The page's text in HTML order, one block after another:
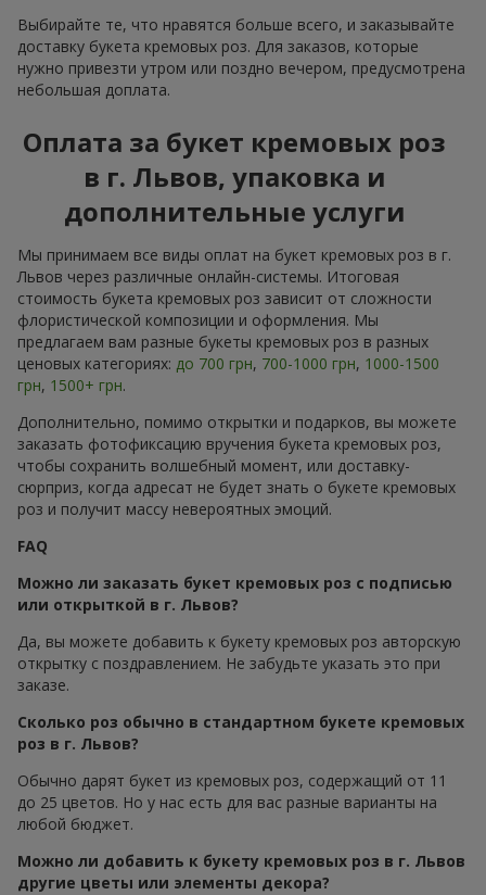
Выбирайте те, что нравятся больше всего, и заказывайте
доставку букета кремовых роз. Для заказов, которые
нужно привезти утром или поздно вечером, предусмотрена
небольшая доплата.
Оплата за букет кремовых роз
в г. Львов, упаковка и
дополнительные услуги
Мы принимаем все виды оплат на букет кремовых роз в г.
Львов через различные онлайн-системы. Итоговая
стоимость букета кремовых роз зависит от сложности
флористической композиции и оформления. Мы
предлагаем вам разные букеты кремовых роз в разных
ценовых категориях: до 700 грн, 700-1000 грн, 1000-1500
грн, 1500+ грн.
Дополнительно, помимо открытки и подарков, вы можете
заказать фотофиксацию вручения букета кремовых роз,
чтобы сохранить волшебный момент, или доставку-
сюрприз, когда адресат не будет знать о букете кремовых
роз и получит массу невероятных эмоций.
FAQ
Можно ли заказать букет кремовых роз с подписью
или открыткой в г. Львов?
Да, вы можете добавить к букету кремовых роз авторскую
открытку с поздравлением. Не забудьте указать это при
заказе.
Сколько роз обычно в стандартном букете кремовых
роз в г. Львов?
Обычно дарят букет из кремовых роз, содержащий от 11
до 25 цветов. Но у нас есть для вас разные варианты на
любой бюджет.
Можно ли добавить к букету кремовых роз в г. Львов
другие цветы или элементы декора?